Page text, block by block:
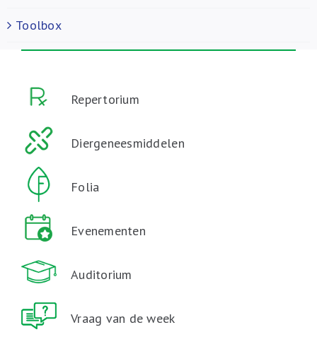
Toolbox
Repertorium
Diergeneesmiddelen
Folia
Evenementen
Auditorium
Vraag van de week